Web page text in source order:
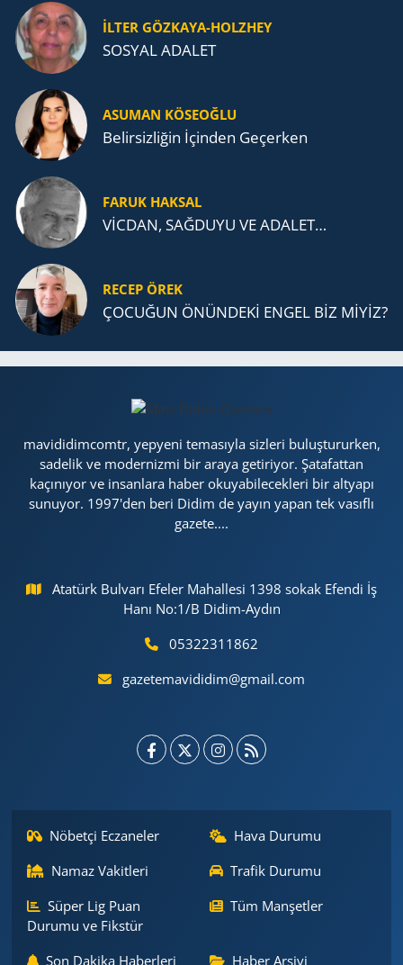
İLTER GÖZKAYA-HOLZHEY
SOSYAL ADALET
ASUMAN KÖSEOĞLU
Belirsizliğin İçinden Geçerken
FARUK HAKSAL
VİCDAN, SAĞ­DU­YU VE ADA­LET…
RECEP ÖREK
ÇOCUĞUN ÖNÜNDEKİ ENGEL BİZ MİYİZ?
mavididimcomtr, yepyeni temasıyla sizleri buluştururken,
sadelik ve modernizmi bir araya getiriyor. Şatafattan
kaçınıyor ve insanlara haber okuyabilecekleri bir altyapı
sunuyor. 1997'den beri Didim de yayın yapan tek vasıflı
gazete....
Atatürk Bulvarı Efeler Mahallesi 1398 sokak Efendi İş
Hanı No:1/B Didim-Aydın
05322311862
gazetemavididim@gmail.com
Nöbetçi Eczaneler
Hava Durumu
Namaz Vakitleri
Trafik Durumu
Süper Lig Puan
Durumu ve Fikstür
Tüm Manşetler
Son Dakika Haberleri Haber Arşivi